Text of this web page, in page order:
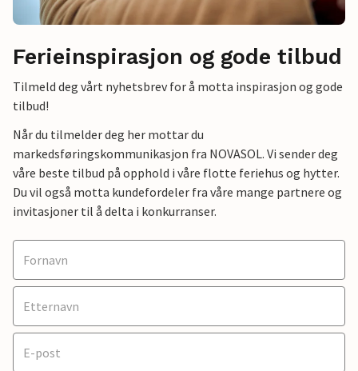
Ferieinspirasjon og gode tilbud
Tilmeld deg vårt nyhetsbrev for å motta inspirasjon og gode
tilbud!
Når du tilmelder deg her mottar du
markedsføringskommunikasjon fra NOVASOL. Vi sender deg
våre beste tilbud på opphold i våre flotte feriehus og hytter.
Du vil også motta kundefordeler fra våre mange partnere og
invitasjoner til å delta i konkurranser.